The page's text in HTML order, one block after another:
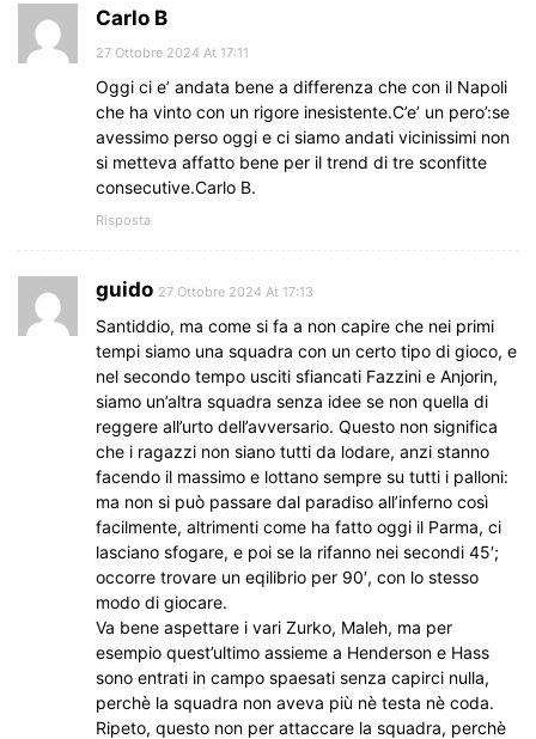
Carlo B
27 Ottobre 2024 At 17:11
Oggi ci e’ andata bene a differenza che con il Napoli
che ha vinto con un rigore inesistente.C’e’ un pero’:se
avessimo perso oggi e ci siamo andati vicinissimi non
si metteva affatto bene per il trend di tre sconfitte
consecutive.Carlo B.
Risposta
guido 27 Ottobre 2024 At 17:13
Santiddio, ma come si fa a non capire che nei primi
tempi siamo una squadra con un certo tipo di gioco, e
nel secondo tempo usciti sfiancati Fazzini e Anjorin,
siamo un’altra squadra senza idee se non quella di
reggere all’urto dell’avversario. Questo non significa
che i ragazzi non siano tutti da lodare, anzi stanno
facendo il massimo e lottano sempre su tutti i palloni:
ma non si può passare dal paradiso all’inferno così
facilmente, altrimenti come ha fatto oggi il Parma, ci
lasciano sfogare, e poi se la rifanno nei secondi 45′;
occorre trovare un eqilibrio per 90′, con lo stesso
modo di giocare.
Va bene aspettare i vari Zurko, Maleh, ma per
esempio quest’ultimo assieme a Henderson e Hass
sono entrati in campo spaesati senza capirci nulla,
perchè la squadra non aveva più nè testa nè coda.
Ripeto, questo non per attaccare la squadra, perchè